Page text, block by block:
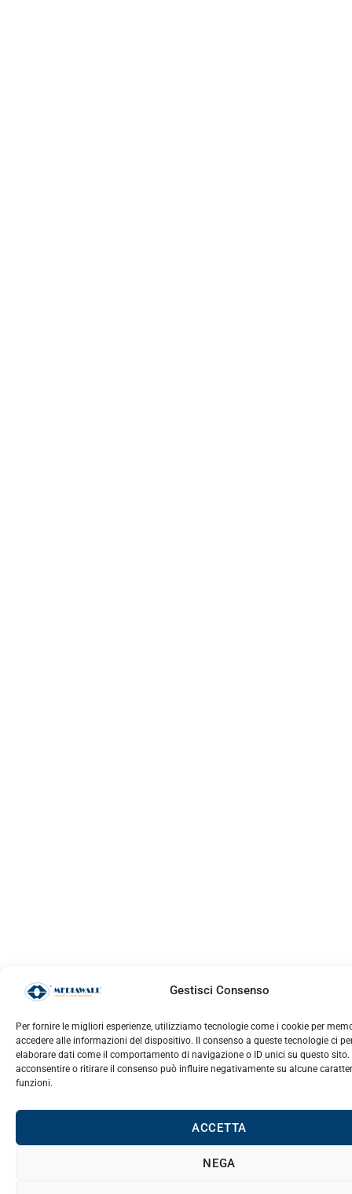
Gestisci Consenso
Per fornire le migliori esperienze, utilizziamo tecnologie come i cookie per
accedere alle informazioni del dispositivo. Il consenso a queste tecnologie ci
elaborare dati come il comportamento di navigazione o ID unici su questo sito.
acconsentire o ritirare il consenso può influire negativamente su alcune
funzioni.
ACCETTA
NEGA